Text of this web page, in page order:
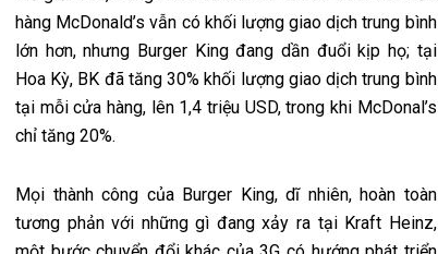
hàng McDonald’s vẫn có khối lượng giao dịch trung bình
lớn hơn, nhưng Burger King đang dần đuổi kịp họ; tại
Hoa Kỳ, BK đã tăng 30% khối lượng giao dịch trung bình
tại mỗi cửa hàng, lên 1,4 triệu USD, trong khi McDonal’s
chỉ tăng 20%.
Mọi thành công của Burger King, dĩ nhiên, hoàn toàn
tương phản với những gì đang xảy ra tại Kraft Heinz,